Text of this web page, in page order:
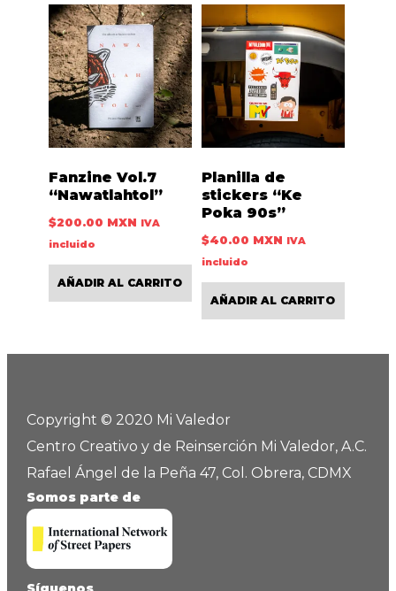
Fanzine Vol.7
“Nawatlahtol”
$200.00 MXN IVA
incluido
AÑADIR AL CARRITO
Planilla de
stickers “Ke
Poka 90s”
$40.00 MXN IVA
incluido
AÑADIR AL CARRITO
Copyright © 2020 Mi Valedor
Centro Creativo y de Reinserción Mi Valedor, A.C.
Rafael Ángel de la Peña 47, Col. Obrera, CDMX
Somos parte de